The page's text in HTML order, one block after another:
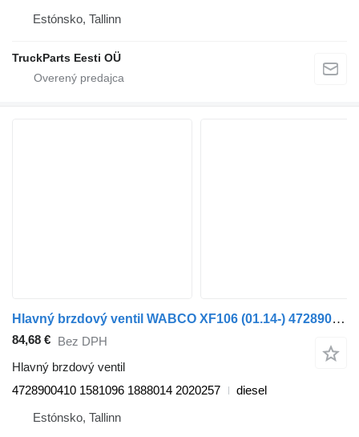
Estónsko, Tallinn
TruckParts Eesti OÜ
Hlavný brzdový ventil WABCO XF106 (01.14-) 4728900410 na ťahača DAF XF106 (01.14-)
84,68 € Bez DPH
Hlavný brzdový ventil
4728900410 1581096 1888014 2020257
diesel
Estónsko, Tallinn